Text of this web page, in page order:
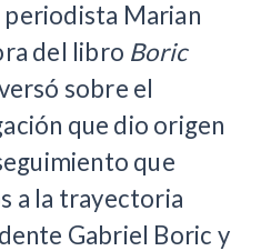
periodista Marian
del libro Boric
sobre el
que dio origen
que
a la trayectoria
Gabriel Boric y